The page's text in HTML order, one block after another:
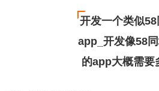
开发一个类似
app_开发像58
的app大概需要